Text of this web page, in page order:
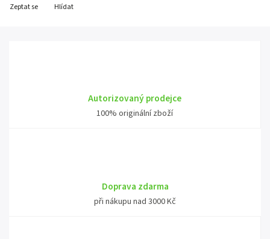
Zeptat se Hlídat
Autorizovaný prodejce
100% originální zboží
Doprava zdarma
při nákupu nad 3000 Kč